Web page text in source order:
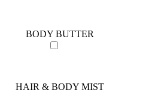
BODY BUTTER
HAIR & BODY MIST